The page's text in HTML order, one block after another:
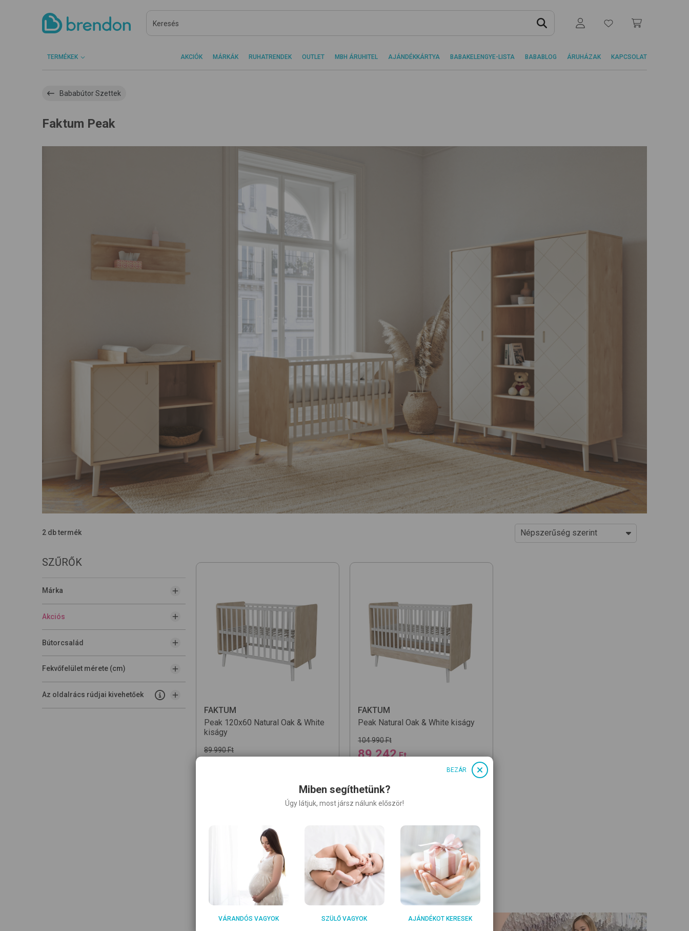
TERMÉKEK AKCIÓK MÁRKÁK RUHATRENDEK OUTLET MBH ÁRUHITEL AJÁNDÉKKÁRTYA BABAKELENGYE-LISTA BABABLOG ÁRUHÁZAK KAPCSOLAT
Bababútor Szettek
Faktum Peak
2 db termék Népszerűség szerint
SZŰRŐK
Márka
Akciós
Bútorcsalád
Fekvőfelület mérete (cm)
Az oldalrács rúdjai kivehetőek
FAKTUM
Peak 120x60 Natural Oak & White
kiságy
89 990 Ft
Készletkisöprés!
Megtakarítás: 20 000 Ft
; Havi törlesztőrészlet:
; Futamidő: 36 hó
FAKTUM
Peak Natural Oak & White kiságy
104 990 Ft
89 242 Ft
Megtakarítás: 15 748 Ft
; Havi törlesztőrészlet:
2 859 Ft
; Futamidő:36 hó;
Részletek
Miben segíthetünk?
Úgy látjuk, most jársz nálunk először!
VÁRANDÓS VAGYOK SZÜLŐ VAGYOK AJÁNDÉKOT KERESEK
BEZÁR